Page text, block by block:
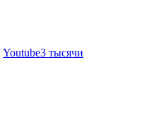
Youtube3 тысячи